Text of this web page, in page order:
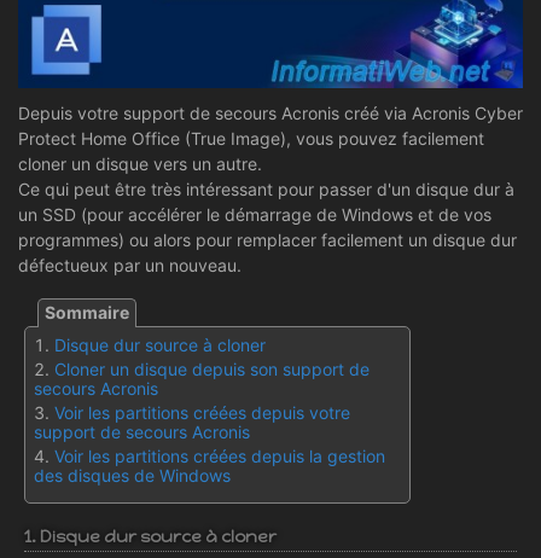
Depuis votre support de secours Acronis créé via Acronis Cyber
Protect Home Office (True Image), vous pouvez facilement
cloner un disque vers un autre.
Ce qui peut être très intéressant pour passer d'un disque dur à
un SSD (pour accélérer le démarrage de Windows et de vos
programmes) ou alors pour remplacer facilement un disque dur
défectueux par un nouveau.
Disque dur source à cloner
Cloner un disque depuis son support de
secours Acronis
Voir les partitions créées depuis votre
support de secours Acronis
Voir les partitions créées depuis la gestion
des disques de Windows
1. Disque dur source à cloner